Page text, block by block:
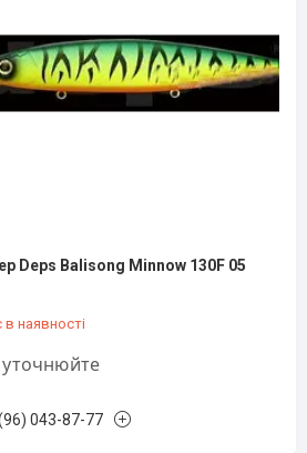
Deps Balisong Minnow 130F 05
наявності
уточнюйте
043-87-77